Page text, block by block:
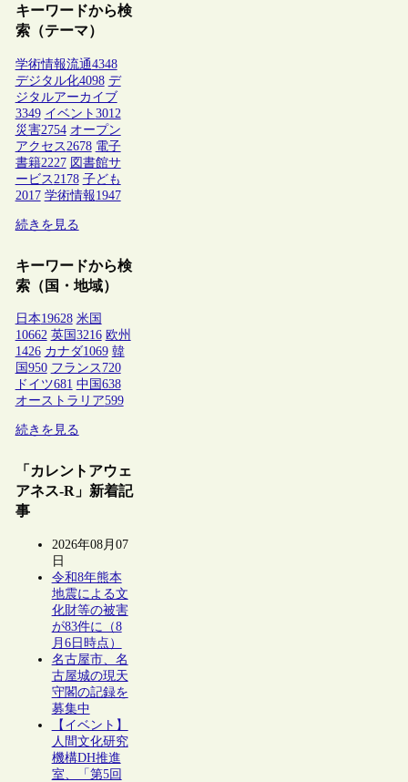
キーワードから検
索（テーマ）
学術情報流通4348
デジタル化4098 デ
ジタルアーカイブ
3349 イベント 3012
災害2754 オープン
アクセス 2678 電子
書籍2227 図書館サ
ービス 2178 子ども
2017 学術情報1947
続きを見る
キーワードから検
索（国・地域）
日本19628 米国
10662 英国 3216 欧州
1426 カナダ1069 韓
国 950 フランス 720
ドイツ681 中国 638
オーストラリア599
続きを見る
「カレントアウェ
アネス-R」新着記
事
2026年08月07
日
令和8年熊本
地震による文
化財等の被害
が83件に（8
月6日時点）
名古屋市、名
古屋城の現天
守閣の記録を
募集中
【イベント】
人間文化研究
機構DH推進
室、「第5回